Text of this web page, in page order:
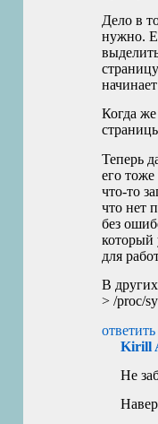
Дело в
нужно.
Когда
Теперь
его
что-то
что нет
без
который
для
В
> /proc/
ответить
Kirill
Не